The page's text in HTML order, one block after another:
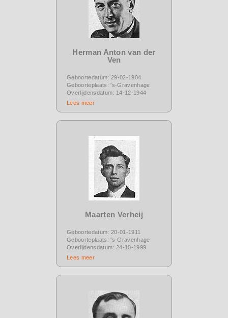
Herman Anton van der
Ven
Geboortedatum: 29-02-1904
Geboorteplaats: 's-Gravenhage
Overlijdensdatum: 14-12-1944
Lees meer
Maarten Verheij
Geboortedatum: 20-01-1911
Geboorteplaats: 's-Gravenhage
Overlijdensdatum: 24-10-1999
Lees meer